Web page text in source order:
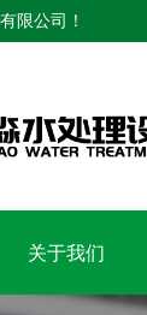
限公司！
关于我们